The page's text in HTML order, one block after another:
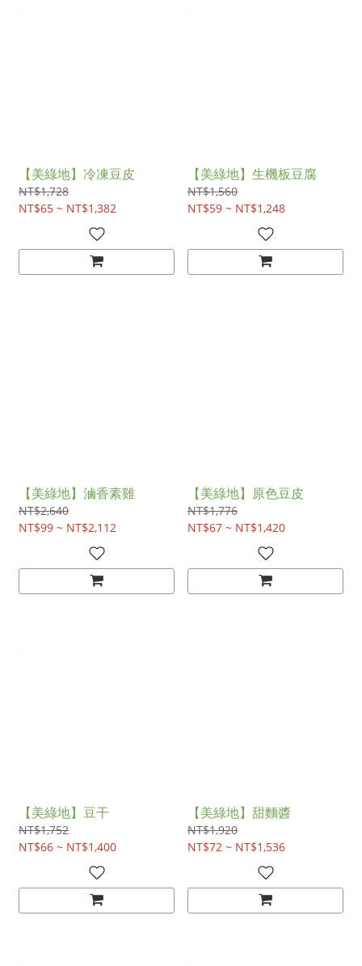
【美綠地】冷凍豆皮
NT$1,728
NT$65 ~ NT$1,382
【美綠地】生機板豆腐
NT$1,560
NT$59 ~ NT$1,248
【美綠地】滷香素雞
NT$2,640
NT$99 ~ NT$2,112
【美綠地】原色豆皮
NT$1,776
NT$67 ~ NT$1,420
【美綠地】豆干
NT$1,752
NT$66 ~ NT$1,400
【美綠地】甜麵醬
NT$1,920
NT$72 ~ NT$1,536